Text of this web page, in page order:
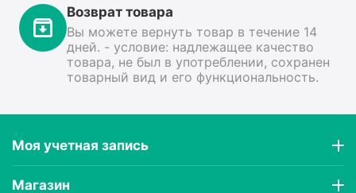
Возврат товара
Вы можете вернуть товар в течение 14
дней. - условие: надлежащее качество
товара, не был в употреблении, сохранен
товарный вид и его функциональность.
Моя учетная запись
Магазин